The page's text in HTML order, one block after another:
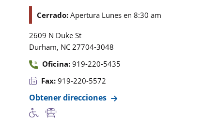
Cerrado: Apertura Lunes en 8:30 am
2609 N Duke St
Durham, NC 27704-3048
Oficina: 919-220-5435
Fax: 919-220-5572
Obtener direcciones